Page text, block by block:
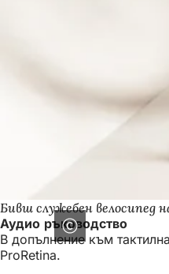
Бивш служебен велосипед
Аудио ръководство
В допълнение към
ProRetina.